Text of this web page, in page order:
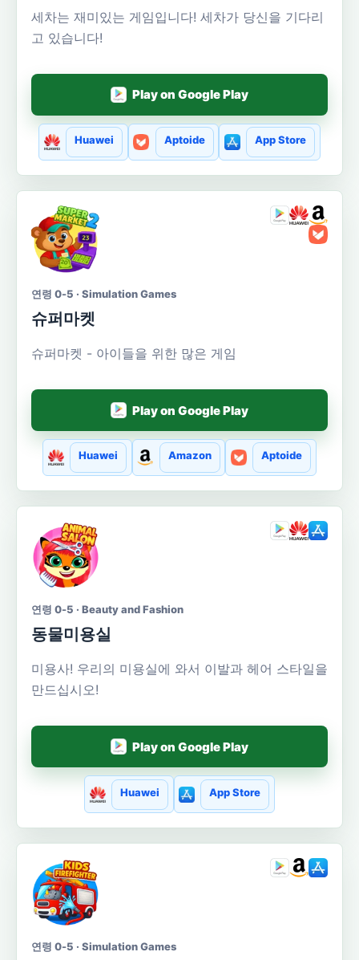
세차는 재미있는 게임입니다! 세차가 당신을 기다리
고 있습니다!
Play on Google Play
Huawei Aptoide App Store
연령 0-5 · Simulation Games
슈퍼마켓
슈퍼마켓 - 아이들을 위한 많은 게임
Play on Google Play
Huawei Amazon Aptoide
연령 0-5 · Beauty and Fashion
동물미용실
미용사! 우리의 미용실에 와서 이발과 헤어 스타일을
만드십시오!
Play on Google Play
Huawei App Store
연령 0-5 · Simulation Games